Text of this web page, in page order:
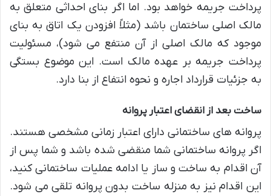
پرداخت جریمه خواهد بود. اما اگر بنای احداثی متعلق به
مالک اصلی ساختمان باشد (مثلاً افزودن یک اتاق به بنای
موجود که مالک اصلی از آن منتفع می شود)، مسئولیت
پرداخت جریمه بر عهده مالک است. این موضوع بستگی
به جزئیات قرارداد اجاره و نحوه انتفاع از بنا دارد.
ساخت بعد از انقضای اعتبار پروانه
پروانه های ساختمانی دارای اعتبار زمانی مشخصی هستند.
اگر پروانه ساختمانی شما منقضی شده باشد و شما پس از
آن اقدام به ساخت و ساز یا ادامه عملیات ساختمانی کنید،
این اقدام نیز به منزله ساخت بدون پروانه تلقی می شود.